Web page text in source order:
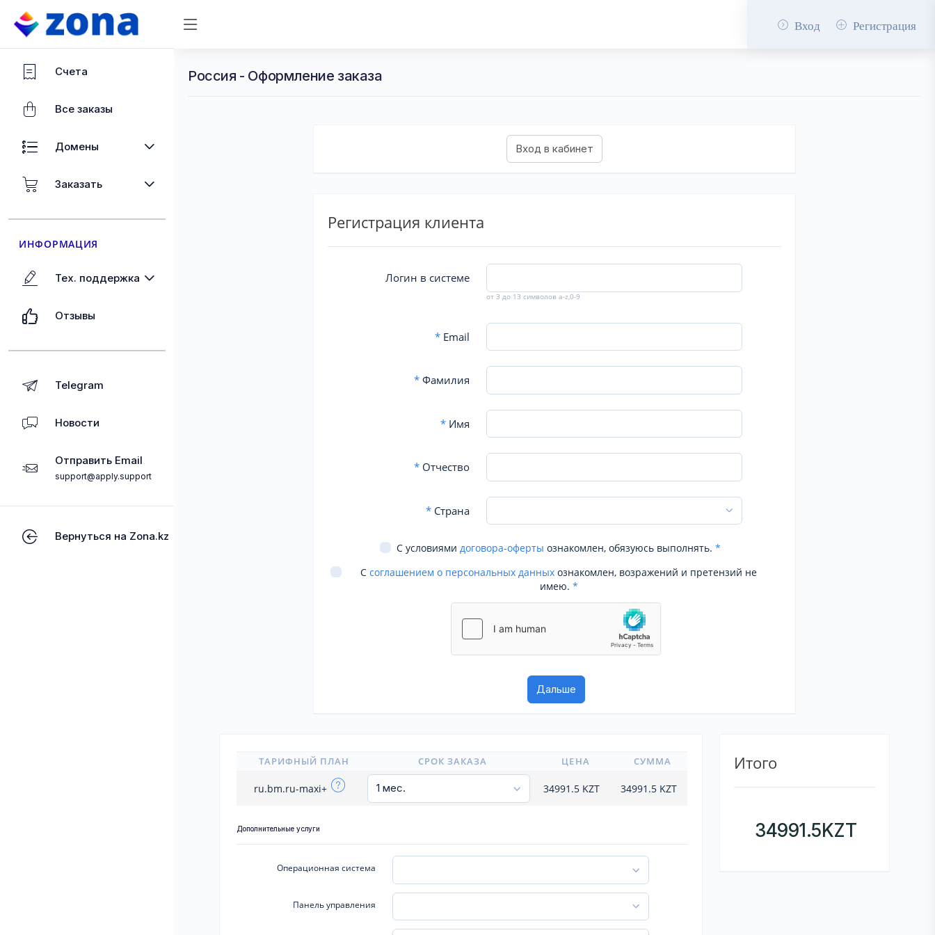
Вход Регистрация
Счета
Все заказы
Домены
Заказать
ИНФОРМАЦИЯ
Тех. поддержка
Отзывы
Telegram
Новости
Отправить Email
support@apply.support
Вернуться на Zona.kz
Россия - Оформление заказа
Регистрация клиента
Логин в системе
от 3 до 13 символов a-z,0-9
*Email
*Фамилия
*Имя
*Отчество
*Страна
С условиями договора-оферты ознакомлен, обязуюсь выполнять. *
С соглашением о персональных данных ознакомлен, возражений и претензий не
имею. *
ТАРИФНЫЙ ПЛАН СРОК ЗАКАЗА ЦЕНА СУММА
ru.bm.ru-maxi+ 34991.5 KZT 34991.5KZT
Дополнительные услуги
Операционная система
Панель управления
Итого
34991.5KZT